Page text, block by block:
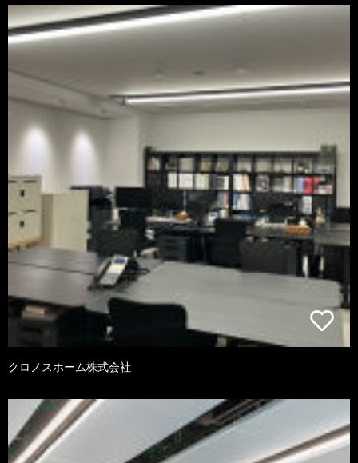
クロノスホーム株式会社